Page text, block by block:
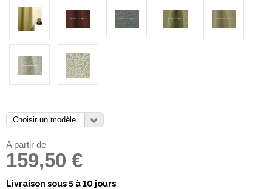
A partir de
159,50 €
Livraison sous 5 à 10 jours